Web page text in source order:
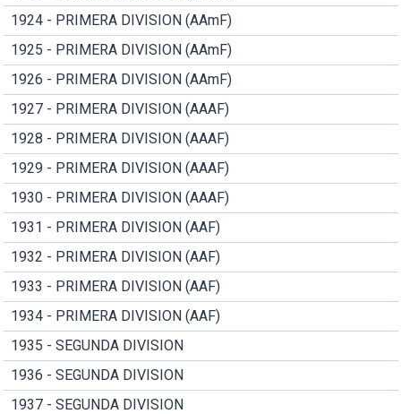
1924 - PRIMERA DIVISION (AAmF)
1925 - PRIMERA DIVISION (AAmF)
1926 - PRIMERA DIVISION (AAmF)
1927 - PRIMERA DIVISION (AAAF)
1928 - PRIMERA DIVISION (AAAF)
1929 - PRIMERA DIVISION (AAAF)
1930 - PRIMERA DIVISION (AAAF)
1931 - PRIMERA DIVISION (AAF)
1932 - PRIMERA DIVISION (AAF)
1933 - PRIMERA DIVISION (AAF)
1934 - PRIMERA DIVISION (AAF)
1935 - SEGUNDA DIVISION
1936 - SEGUNDA DIVISION
1937 - SEGUNDA DIVISION